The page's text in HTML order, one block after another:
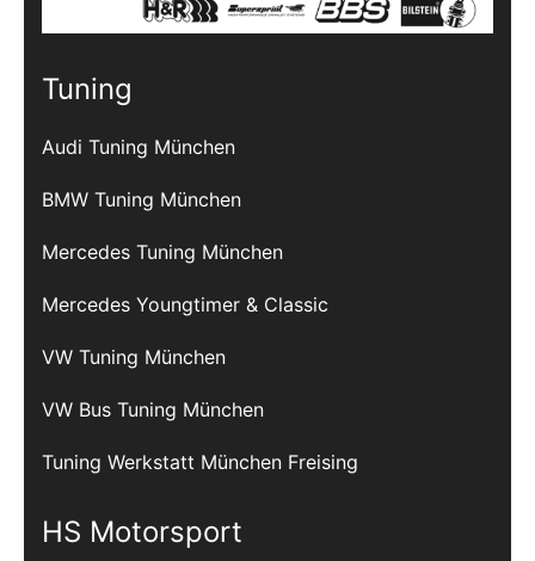
Tuning
Audi Tuning München
BMW Tuning München
Mercedes Tuning München
Mercedes Youngtimer & Classic
VW Tuning München
VW Bus Tuning München
Tuning Werkstatt München Freising
HS Motorsport